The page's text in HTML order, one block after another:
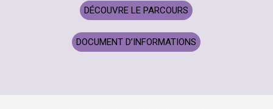
DÉCOUVRE LE PARCOURS
DOCUMENT D’INFORMATIONS